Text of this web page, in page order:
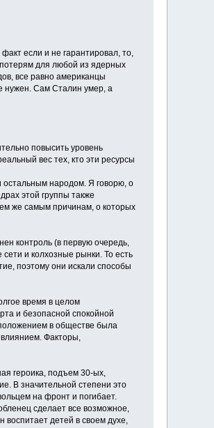
если и не гарантировал, то,
для любой из ядерных
все равно американцы
нужен. Сам Сталин умер, а
повысить уровень
вес тех, кто эти ресурсы
остальным народом. Я говорю, о
этой группы также
же самым причинам, о которых
контроль (в первую очередь,
и колхозные рынки. То есть
поэтому они искали способы
время в целом
и безопасной спокойной
в обществе была
Факторы,
героика, подъем 30-ых,
В значительной степени это
на фронт и погибает.
сделает все возможное,
воспитает детей в своем духе,